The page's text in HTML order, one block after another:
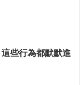
些行為都默默進